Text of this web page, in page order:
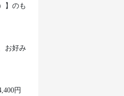
】のも
お好み
円